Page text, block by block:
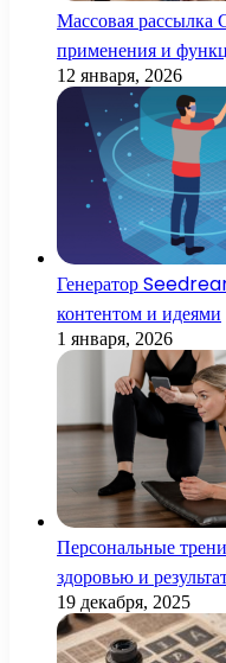
Массовая
применения и
12 января, 2026
Генератор
контентом и идеями
1 января, 2026
Персональные
здоровью и
19 декабря, 2025